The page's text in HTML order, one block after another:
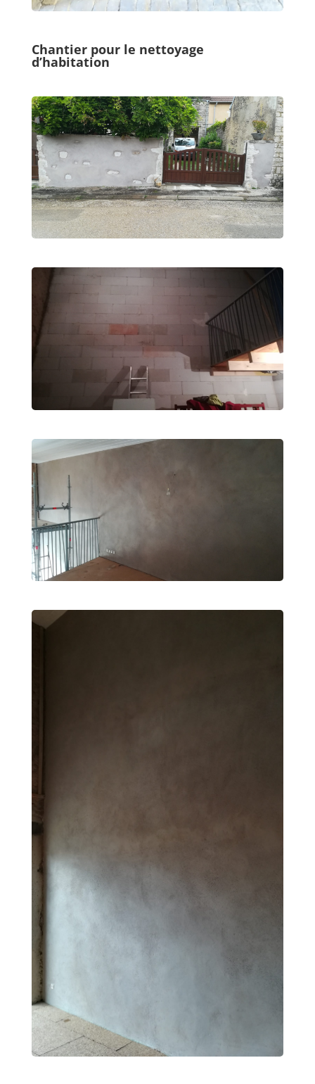
Chantier pour le nettoyage
d’habitation